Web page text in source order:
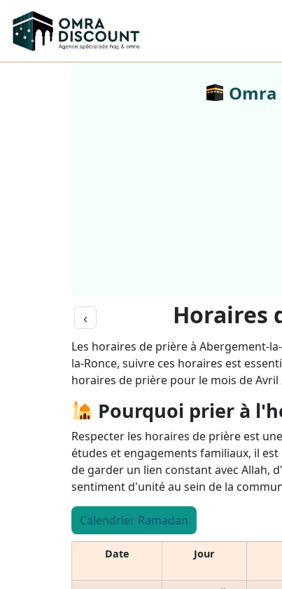
Omra
‹ Horaires
Les horaires de prière à Abergement-
la-Ronce, suivre ces horaires est
horaires de prière pour le mois de Avril
Pourquoi prier à
Respecter les horaires de prière est
études et engagements familiaux, il
de garder un lien constant avec Allah,
sentiment d'unité au sein de la
Calendrier Ramadan
Date Jour